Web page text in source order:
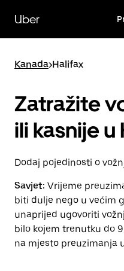
glavni
sadržaj
Uber
Kanada>Halifax
Zatražite
ili kasnije u
Dodaj pojedinosti o
Savjet: Vrijeme
biti dulje nego u većim
unaprijed ugovoriti
bilo kojem trenutku do
na mjesto preuzimanja